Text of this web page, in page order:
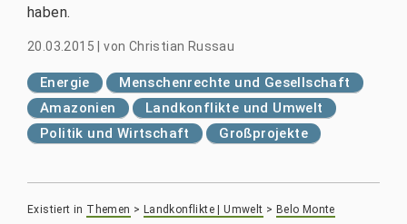
haben.
20.03.2015 |von Christian Russau
Energie
Menschenrechte und Gesellschaft
Amazonien
Landkonflikte und Umwelt
Politik und Wirtschaft
Großprojekte
Existiert in Themen > Landkonflikte | Umwelt > Belo Monte